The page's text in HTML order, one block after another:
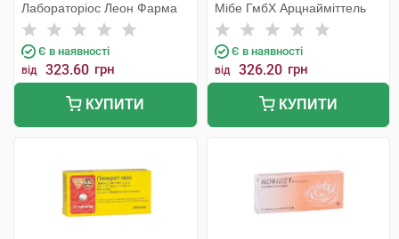
Лабораторіос Леон Фарма
Є в наявності
від 323.60 грн
КУПИТИ
Мібе ГмбХ Арцнайміттель
Є в наявності
від 326.20 грн
КУПИТИ